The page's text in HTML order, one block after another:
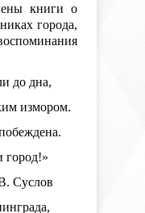
книги о
города,
до дна,
измором.
город!»